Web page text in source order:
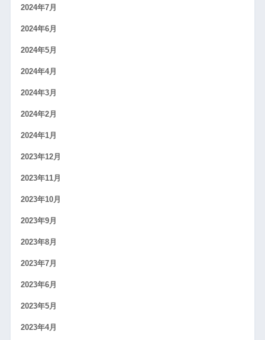
2024年7月
2024年6月
2024年5月
2024年4月
2024年3月
2024年2月
2024年1月
2023年12月
2023年11月
2023年10月
2023年9月
2023年8月
2023年7月
2023年6月
2023年5月
2023年4月